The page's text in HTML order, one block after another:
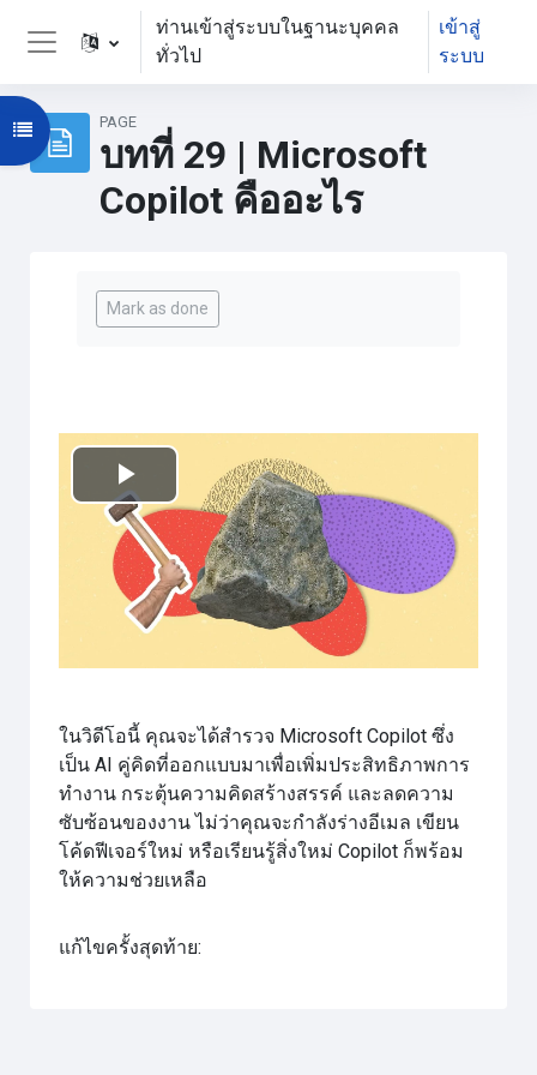
ข้ามไปที่เนื้อหาหลัก
Side panel
ท่านเข้าสู่ระบบในฐานะบุคคล
ทั่วไป
เข้าสู่
ระบบ
PAGE
บทที่ 29 | Microsoft
Copilot คืออะไร
Open course index
Mark as done
เล่น
วิดีโอ
ในวิดีโอนี้ คุณจะได้สำรวจ Microsoft Copilot ซึ่ง
เป็น AI คู่คิดที่ออกแบบมาเพื่อเพิ่มประสิทธิภาพการ
ทำงาน กระตุ้นความคิดสร้างสรรค์ และลดความ
ซับซ้อนของงาน ไม่ว่าคุณจะกำลังร่างอีเมล เขียน
โค้ดฟีเจอร์ใหม่ หรือเรียนรู้สิ่งใหม่ Copilot ก็พร้อม
ให้ความช่วยเหลือ
แก้ไขครั้งสุดท้าย: